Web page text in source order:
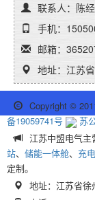
联系人：陈
手机：
邮箱：
地址：江苏
Copyright ©
备19059741号
苏
江苏中盟电气主
站、 储能一体舱、 充
定制。
地址：江苏省徐